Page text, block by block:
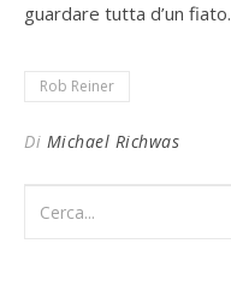
guardare tutta d’un fiato.
Rob Reiner
Di Michael Richwas